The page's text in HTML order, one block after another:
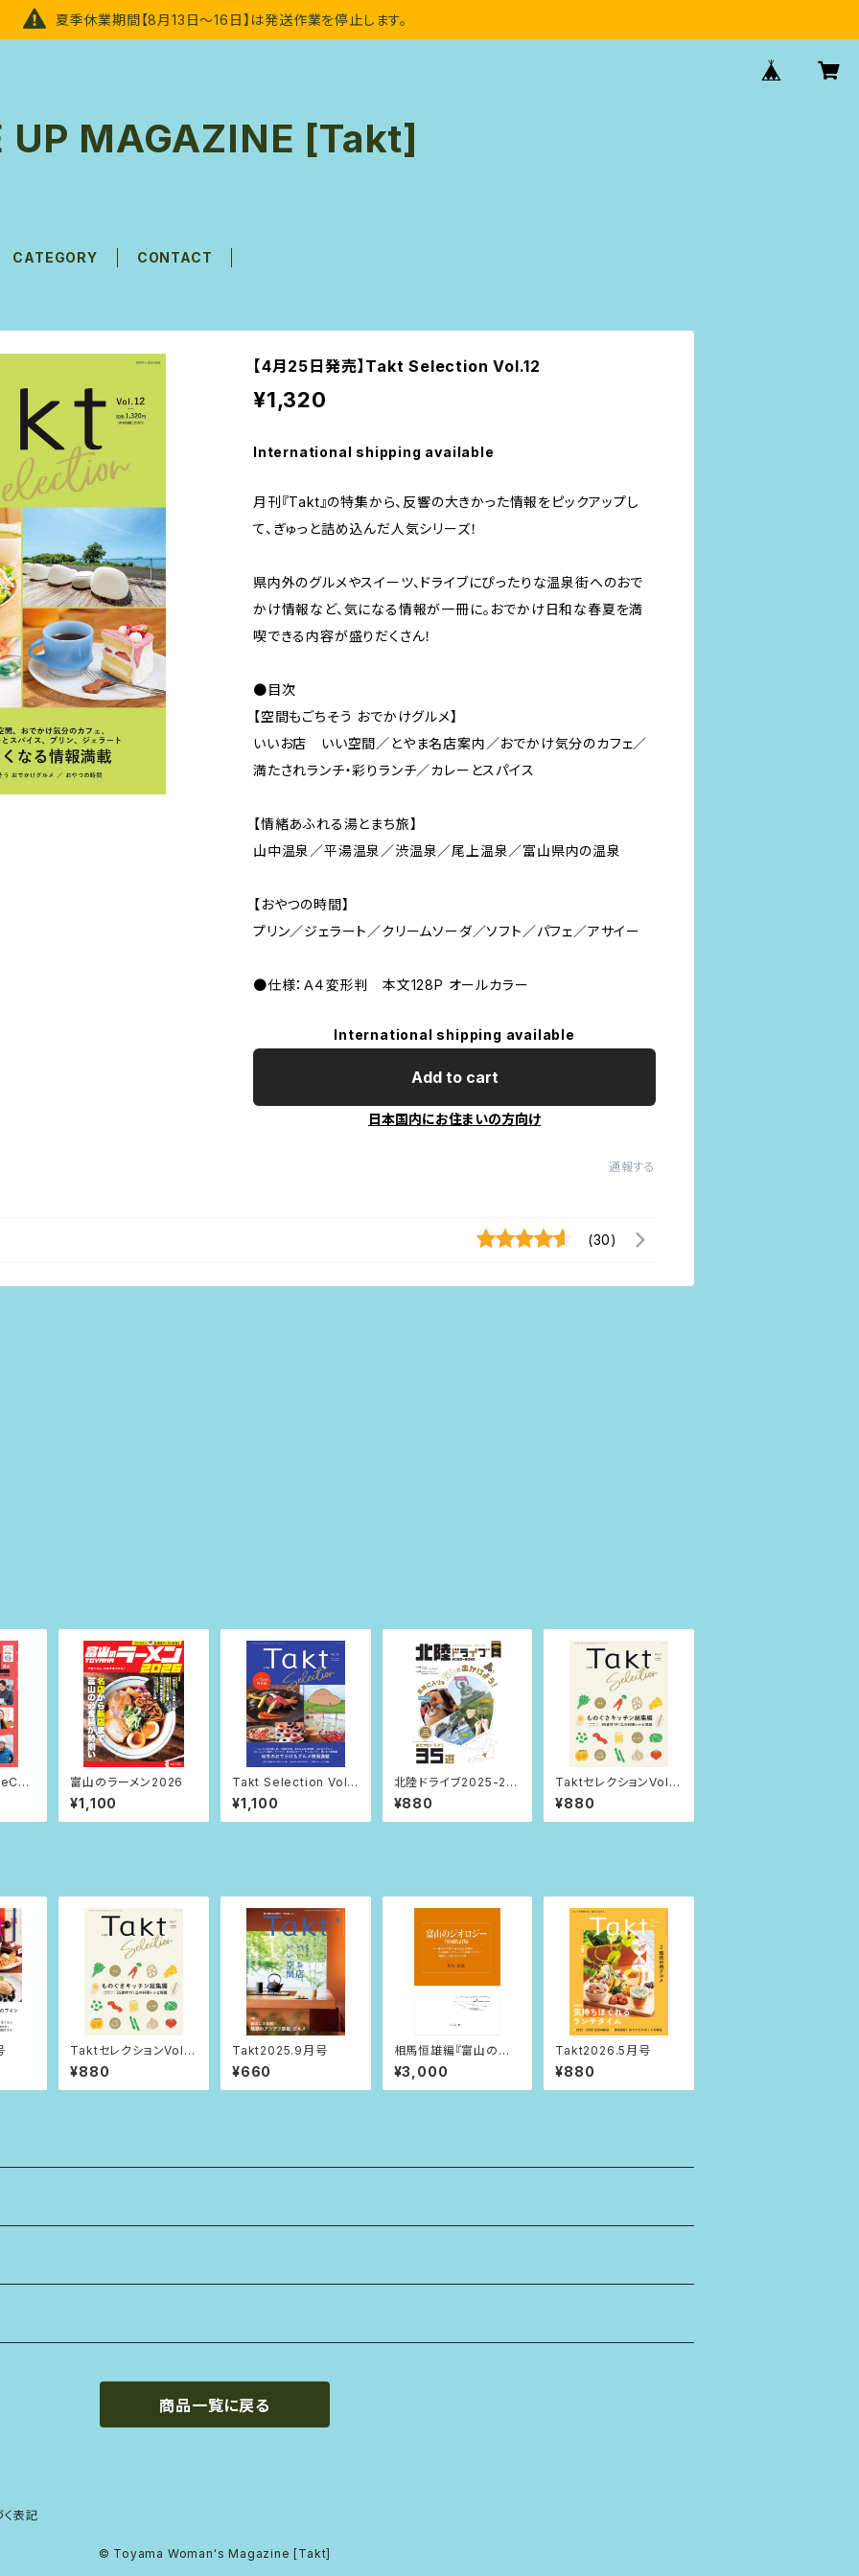
夏季休業期間【8月13日～16日】は発送作業を停止します。
UP MAGAZINE [Takt]
CATEGORY CONTACT
【4月25日発売】Takt Selection Vol.12
¥1,320
International shipping available
月刊『Takt』の特集から、反響の大きかった情報をピックアップし
て、ぎゅっと詰め込んだ人気シリーズ！
県内外のグルメやスイーツ、ドライブにぴったりな温泉街へのおで
かけ情報など、気になる情報が一冊に。おでかけ日和な春夏を満
喫できる内容が盛りだくさん！
●目次
【空間もごちそう おでかけグルメ】
いいお店 いい空間／とやま名店案内／おでかけ気分のカフェ／
満たされランチ・彩りランチ／カレーとスパイス
【情緒あふれる湯とまち旅】
山中温泉／平湯温泉／渋温泉／尾上温泉／富山県内の温泉
【おやつの時間】
プリン／ジェラート／クリームソーダ／ソフト／パフェ／アサイー
●仕様：Ａ４変形判 本文128P オールカラー
International shipping available
Add to cart
日本国内にお住まいの方向け
通報する
(30)
富山のラーメン2026
¥1,100
Takt Selection Vol.1
1
¥1,100
北陸ドライブ2025-20
26
¥880
TaktセレクションVol.7
ーものぐさキッチン総集
編ー
¥880
TaktセレクションVol.7
ーものぐさキッチン総集
編ー
¥880
Takt2025.9月号
¥660
相馬恒雄編『富山のジ
オロジー 増補改訂
版』
¥3,000
Takt2026.5月号
¥880
商品一覧に戻る
表記
© Toyama Woman's Magazine [Takt]